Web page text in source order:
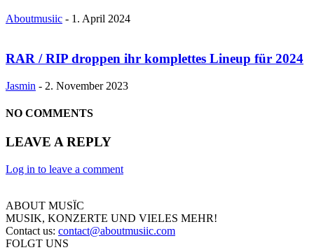
Aboutmusiic - 1. April 2024
RAR / RIP droppen ihr komplettes Lineup für 2024
Jasmin - 2. November 2023
NO COMMENTS
LEAVE A REPLY
Log in to leave a comment
ABOUT MUSÏC
MUSIK, KONZERTE UND VIELES MEHR!
Contact us: contact@aboutmusiic.com
FOLGT UNS